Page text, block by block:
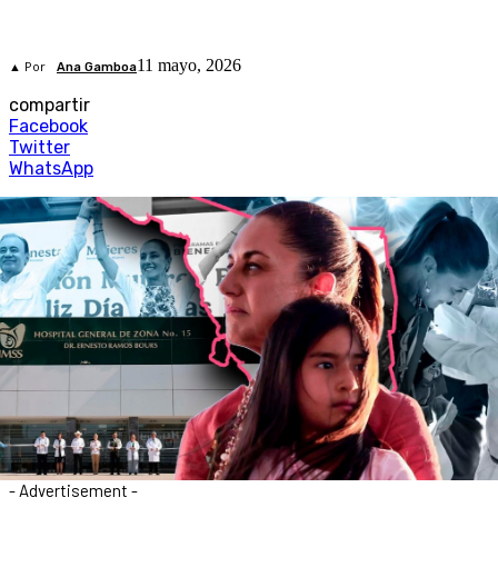
▲ Por Ana Gamboa11 mayo, 2026
compartir
Facebook
Twitter
WhatsApp
- Advertisement -